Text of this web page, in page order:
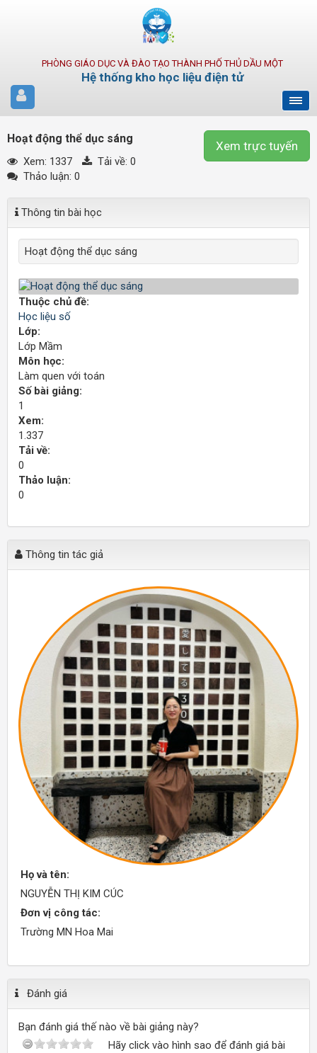
PHÒNG GIÁO DỤC VÀ ĐÀO TẠO THÀNH PHỐ THỦ DẦU MỘT
Hệ thống kho học liệu điện tử
Xem trực tuyến
Hoạt động thể dục sáng
Xem: 1337 Tải về: 0
Thảo luận: 0
Thông tin bài học
Hoạt động thể dục sáng
Thuộc chủ đề:
Học liệu số
Lớp:
Lớp Mầm
Môn học:
Làm quen với toán
Số bài giảng:
1
Xem:
1.337
Tải về:
0
Thảo luận:
0
Thông tin tác giả
Họ và tên:
NGUYỄN THỊ KIM CÚC
Đơn vị công tác:
Trường MN Hoa Mai
Đánh giá
Bạn đánh giá thế nào về bài giảng này?
Hãy click vào hình sao để đánh giá bài